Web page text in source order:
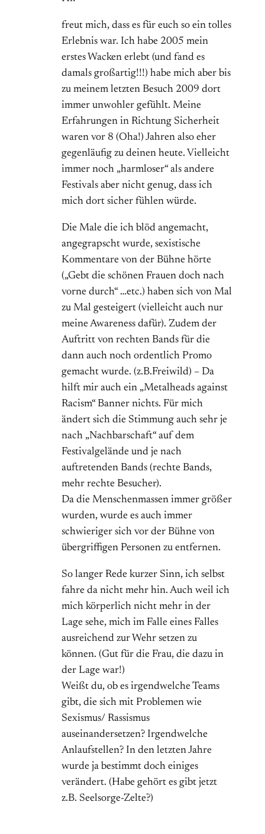
freut mich, dass es für euch so ein tolles
Erlebnis war. Ich habe 2005 mein
erstes Wacken erlebt (und fand es
damals großartig!!!) habe mich aber bis
zu meinem letzten Besuch 2009 dort
immer unwohler gefühlt. Meine
Erfahrungen in Richtung Sicherheit
waren vor 8 (Oha!) Jahren also eher
gegenläufig zu deinen heute. Vielleicht
immer noch „harmloser“ als andere
Festivals aber nicht genug, dass ich
mich dort sicher fühlen würde.
Die Male die ich blöd angemacht,
angegrapscht wurde, sexistische
Kommentare von der Bühne hörte
(„Gebt die schönen Frauen doch nach
vorne durch“ …etc.) haben sich von Mal
zu Mal gesteigert (vielleicht auch nur
meine Awareness dafür). Zudem der
Auftritt von rechten Bands für die
dann auch noch ordentlich Promo
gemacht wurde. (z.B.Freiwild) – Da
hilft mir auch ein „Metalheads against
Racism“ Banner nichts. Für mich
ändert sich die Stimmung auch sehr je
nach „Nachbarschaft“ auf dem
Festivalgelände und je nach
auftretenden Bands (rechte Bands,
mehr rechte Besucher).
Da die Menschenmassen immer größer
wurden, wurde es auch immer
schwieriger sich vor der Bühne von
übergriffigen Personen zu entfernen.
So langer Rede kurzer Sinn, ich selbst
fahre da nicht mehr hin. Auch weil ich
mich körperlich nicht mehr in der
Lage sehe, mich im Falle eines Falles
ausreichend zur Wehr setzen zu
können. (Gut für die Frau, die dazu in
der Lage war!)
Weißt du, ob es irgendwelche Teams
gibt, die sich mit Problemen wie
Sexismus/ Rassismus
auseinandersetzen? Irgendwelche
Anlaufstellen? In den letzten Jahre
wurde ja bestimmt doch einiges
verändert. (Habe gehört es gibt jetzt
z.B. Seelsorge-Zelte?)